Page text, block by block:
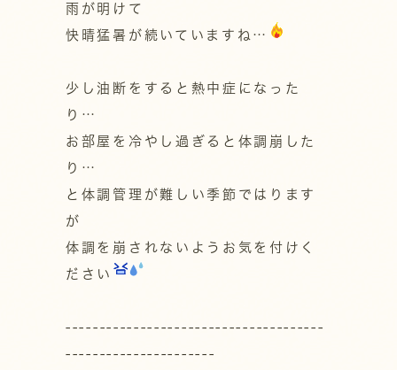
雨が明けて
快晴猛暑が続いていますね…
少し油断をすると熱中症になった
り…
お部屋を冷やし過ぎると体調崩した
り…
と体調管理が難しい季節ではります
が
体調を崩されないようお気を付けく
ださい
--------------------------------------
----------------------